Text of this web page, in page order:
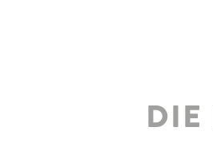
DIE